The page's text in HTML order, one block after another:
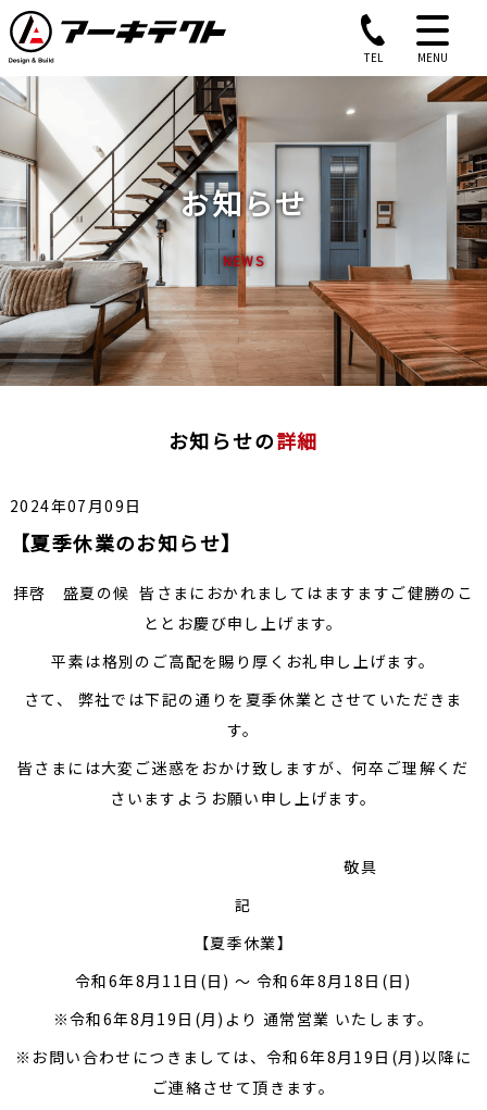
TEL MENU
お知らせ
NEWS
お知らせの詳細
2024年07月09日
【夏季休業のお知らせ】
拝啓 盛夏の候 皆さまにおかれましてはますますご健勝のこ
ととお慶び申し上げます。
平素は格別のご高配を賜り厚くお礼申し上げます。
さて、 弊社では下記の通りを夏季休業とさせていただきま
す。
皆さまには大変ご迷惑をおかけ致しますが、何卒ご理解くだ
さいますようお願い申し上げます。
敬具
記
【夏季休業】
令和6年8月11日(日) ～ 令和6年8月18日(日)
※令和6年8月19日(月)より 通常営業 いたします。
※お問い合わせにつきましては、令和6年8月19日(月)以降に
ご連絡させて頂きます。